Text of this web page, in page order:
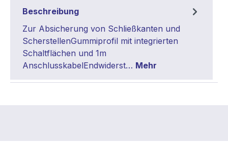
Beschreibung
Zur Absicherung von Schließkanten und
ScherstellenGummiprofil mit integrierten
Schaltflächen und 1m
AnschlusskabelEndwiderst… Mehr